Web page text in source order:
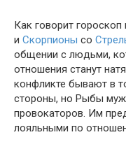
Как говорит
и Скорпионы со
общении с людьми,
отношения станут
конфликте бывают в
стороны, но Рыбы
провокаторов. Им
лояльными по